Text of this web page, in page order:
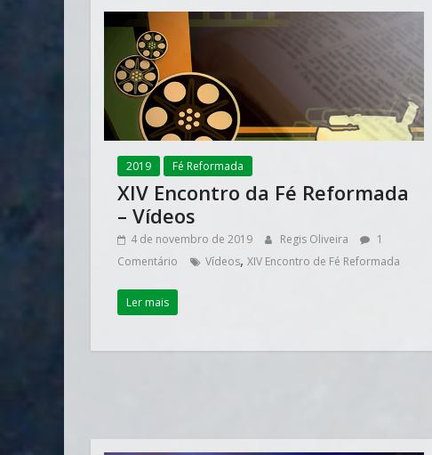
2019 Fé Reformada
XIV Encontro da Fé Reformada
– Vídeos
4 de novembro de 2019 Regis Oliveira
1
Comentário
Vídeos, XIV Encontro de Fé Reformada
Ler mais